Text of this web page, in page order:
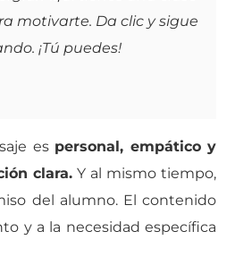
motivarte. Da clic y sigue
¡Tú puedes!
es personal, empático y
clara.Y al mismo tiempo,
del alumno. El contenido
y a la necesidad específica